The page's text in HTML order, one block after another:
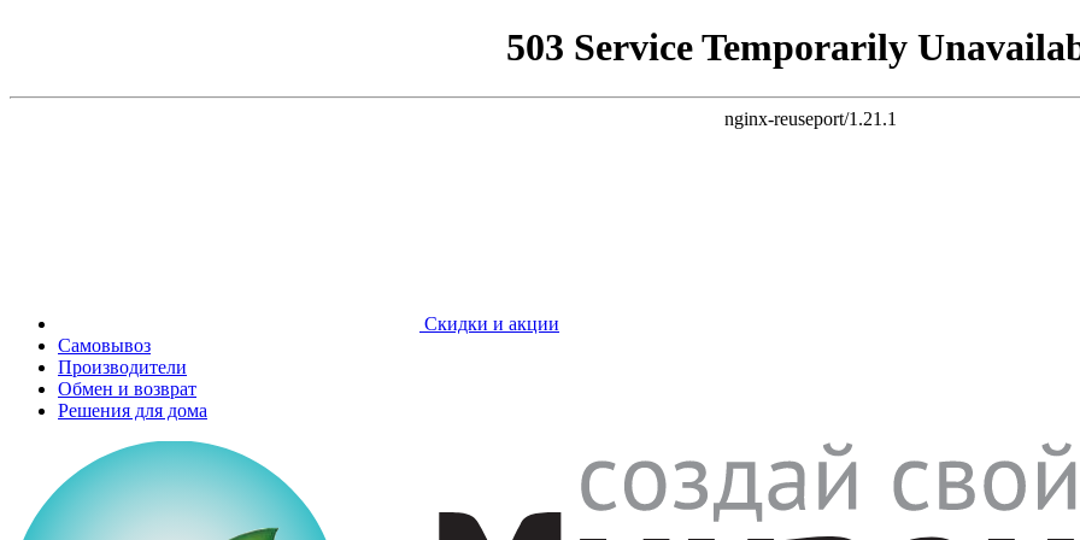
503 Service Temporarily
nginx-reuseport/1.21.1
Скидки и акции
Самовывоз
Производители
Обмен и возврат
Решения для дома